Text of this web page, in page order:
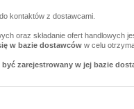
kontaktów z dostawcami.
oraz składanie ofert handlowych
w bazie dostawców w celu
zarejestrowany w jej bazie